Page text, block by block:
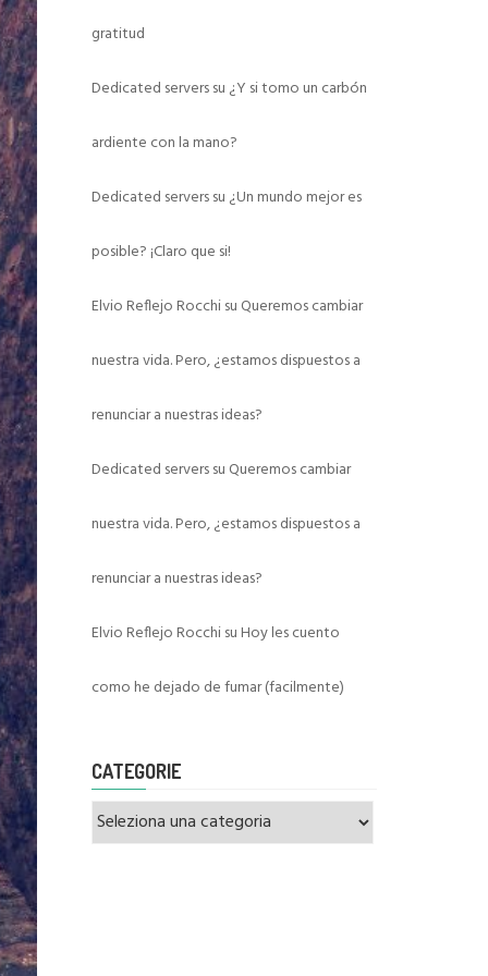
gratitud
Dedicated serverssu ¿Y si tomo un carbón
ardiente con la mano?
Dedicated serverssu ¿Un mundo mejor es
posible? ¡Claro que si!
Elvio Reflejo Rocchisu Queremos cambiar
nuestra vida. Pero, ¿estamos dispuestos a
renunciar a nuestras ideas?
Dedicated serverssu Queremos cambiar
nuestra vida. Pero, ¿estamos dispuestos a
renunciar a nuestras ideas?
Elvio Reflejo RocchisuHoy les cuento
como he dejado de fumar (facilmente)
CATEGORIE
Categorie